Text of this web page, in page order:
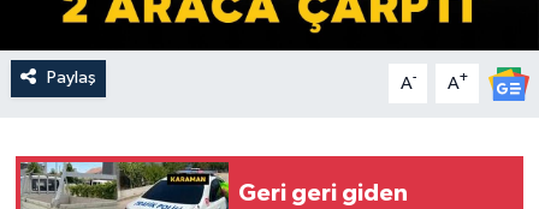
Paylaş A- A+
Geri geri giden